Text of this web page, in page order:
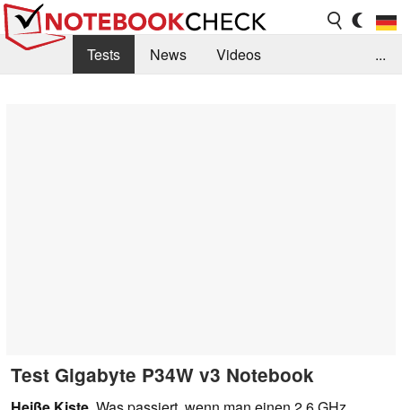
Tests News
Videos
...
Test Gigabyte P34W v3 Notebook